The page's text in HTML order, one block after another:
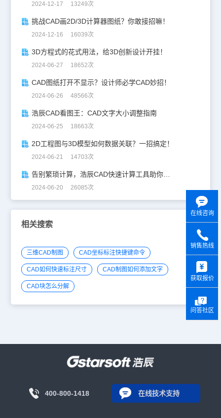
2024-12-17 13249次
挑战CAD画2D/3D计算器图纸？你敢接招嘛！
2024-12-16 16039次
3D方程式的花式用法，给3D创新设计开挂！
2024-06-27 18652次
CAD图纸打开不显示？设计师必学CAD妙招！
2024-06-26 48566次
浩辰CAD看图王：CAD文字大小调整指南
2024-06-25 18663次
2D工程图与3D模型如何数据关联？一招搞定！
2024-06-21 14703次
告别繁琐计算，浩辰CAD快速计算工具助你一臂之力！
2024-06-20 26085次
相关搜索
三维CAD制图 CAD坐标标注快捷键命令
CAD如何快速标注尺寸 CAD制图如何添加文字
CAD块怎么分解
400-800-1418 在线技术支持
在线咨询
销售热线
获取报价
问答社区